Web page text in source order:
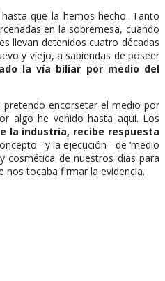
que la hemos hecho. Tanto
en la sobremesa, cuando
llevan detenidos cuatro décadas
y viejo, a sabiendas de poseer
la vía biliar por medio del
encorsetar el medio por
algo he venido hasta aquí. Los
la industria, recibe respuesta
–y la ejecución– de ‘medio
cosmética de nuestros días para
tocaba firmar la evidencia.